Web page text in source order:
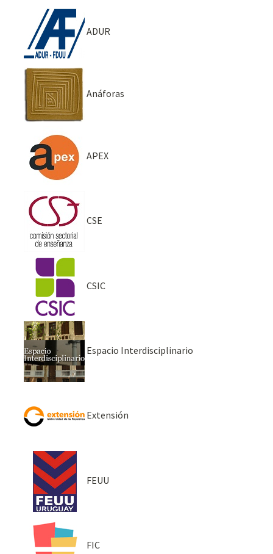
ADUR
Anáforas
APEX
CSE
CSIC
Espacio Interdisciplinario
Extensión
FEUU
FIC